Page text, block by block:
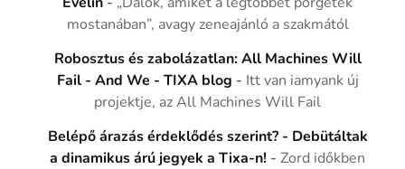
mostanában”, avagy zeneajánló a szakmától
Robosztus és zabolázatlan: All Machines Will
Fail - And We - TIXA blog - Itt van iamyank új
projektje, az All Machines Will Fail
Belépő árazás érdeklődés szerint? - Debütáltak
a dinamikus árú jegyek a Tixa-n! -Zord időkben